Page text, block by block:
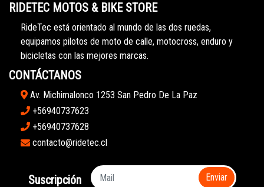
RIDETEC MOTOS & BIKE STORE
RideTec está orientado al mundo de las dos ruedas,
equipamos pilotos de moto de calle, motocross, enduro y
bicicletas con las mejores marcas.
CONTÁCTANOS
Av. Michimalonco 1253 San Pedro De La Paz
+56940737623
+56940737628
contacto@ridetec.cl
Suscripción Enviar